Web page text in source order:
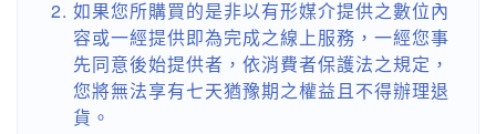
如果您所購買的是非以有形媒介提供之數位內
容或一經提供即為完成之線上服務，一經您事
先同意後始提供者，依消費者保護法之規定，
您將無法享有七天猶豫期之權益且不得辦理退
貨。